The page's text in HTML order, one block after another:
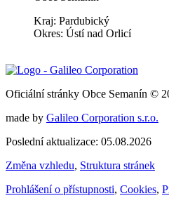
Kraj: Pardubický
Okres: Ústí nad Orlicí
Oficiální stránky Obce Semanín ©
made by Galileo Corporation s.r.o.
Poslední aktualizace: 05.08.2026
Změna vzhledu, Struktura stránek
Prohlášení o přístupnosti, Cookies,